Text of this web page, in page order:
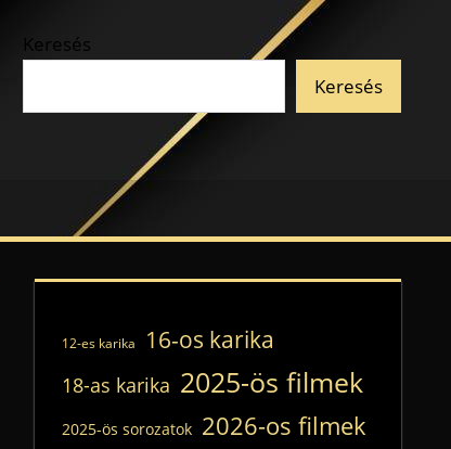
Keresés
Keresés
12-es karika 16-os karika
18-as karika 2025-ös filmek
2025-ös sorozatok 2026-os filmek